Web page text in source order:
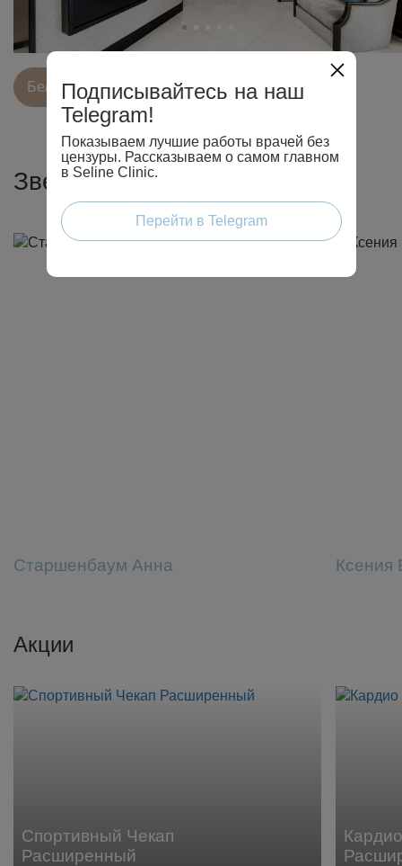
Белорусcкая Парк культуры Дубай
Звезды в Seline Clinic
Старшенбаум Анна Ксения
Акции
Спортивный Чекап
Расширенный
Подписывайтесь на наш
Telegram!
Показываем лучшие работы врачей без
цензуры. Рассказываем о самом главном
в Seline Clinic.
Перейти в Telegram